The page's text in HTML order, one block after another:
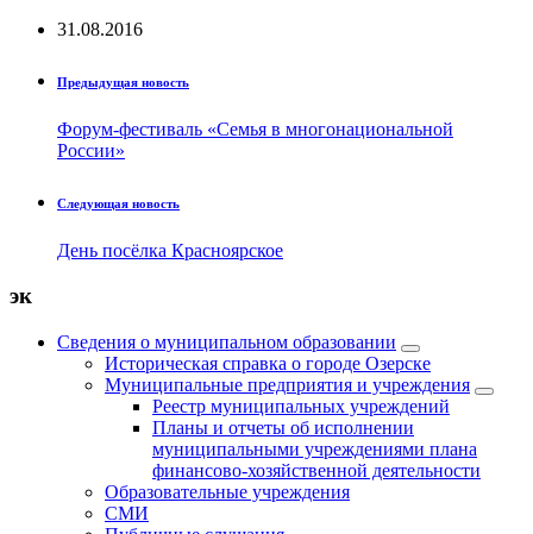
31.08.2016
Предыдущая новость
Форум-фестиваль «Семья в многонациональной
России»
Следующая новость
День посёлка Красноярское
эк
Сведения о муниципальном образовании
Историческая справка о городе Озерске
Муниципальные предприятия и учреждения
Реестр муниципальных учреждений
Планы и отчеты об исполнении
муниципальными учреждениями плана
финансово-хозяйственной деятельности
Образовательные учреждения
СМИ